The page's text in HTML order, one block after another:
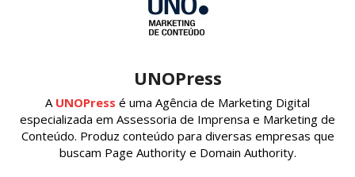
UNOPress
A UNOPress é uma Agência de Marketing Digital
especializada em Assessoria de Imprensa e Marketing de
Conteúdo. Produz conteúdo para diversas empresas que
buscam Page Authority e Domain Authority.